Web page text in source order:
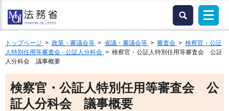
トップページ > 政策・審議会等 > 省議・審議会等 > 審査会 > 検察官・公証
人特別任用等審査会 - 公証人分科会 > 検察官・公証人特別任用等審査会 公証
人分科会 議事概要
検察官・公証人特別任用等審査会 公
証人分科会 議事概要